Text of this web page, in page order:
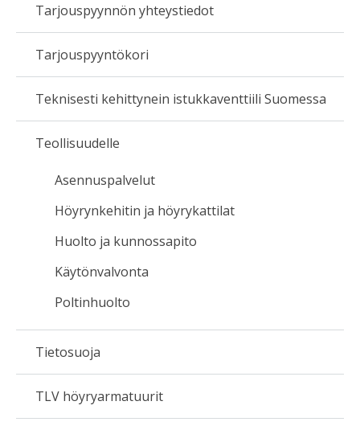
Tarjouspyynnön yhteystiedot
Tarjouspyyntökori
Teknisesti kehittynein istukkaventtiili Suomessa
Teollisuudelle
Asennuspalvelut
Höyrynkehitin ja höyrykattilat
Huolto ja kunnossapito
Käytönvalvonta
Poltinhuolto
Tietosuoja
TLV höyryarmatuurit